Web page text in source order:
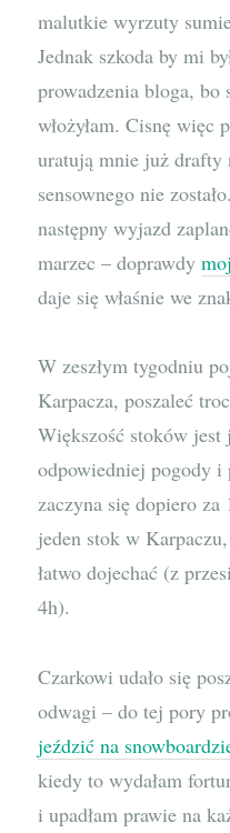
malutkie wyrzuty
Jednak szkoda by mi
prowadzenia bloga, bo
włożyłam. Cisnę więc
uratują mnie już drafty
sensownego nie
następny wyjazd
marzec – doprawdy
daje się właśnie we
W zeszłym tygodniu
Karpacza, poszaleć
Większość stoków jest
odpowiedniej pogody i
zaczyna się dopiero
jeden stok w
łatwo dojechać (z
4h).
Czarkowi udało się
odwagi – do tej pory
jeździć na
kiedy to wydałam
i upadłam prawie na